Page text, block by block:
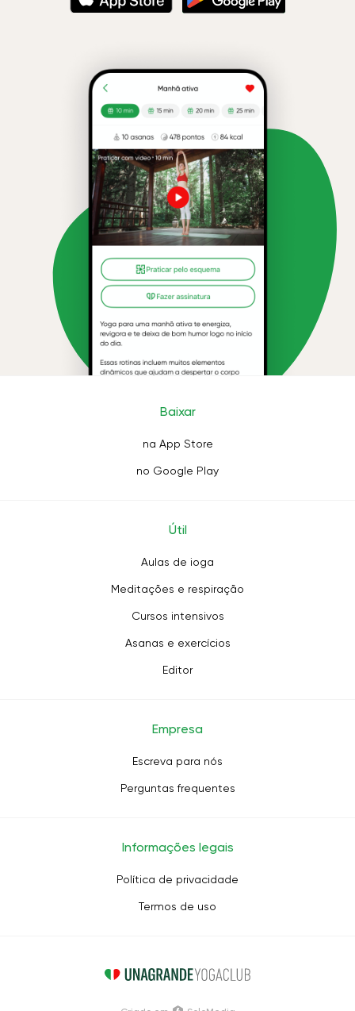
Baixar
na App Store
no Google Play
Útil
Aulas de ioga
Meditações e respiração
Cursos intensivos
Asanas e exercícios
Editor
Empresa
Escreva para nós
Perguntas frequentes
Informações legais
Política de privacidade
Termos de uso